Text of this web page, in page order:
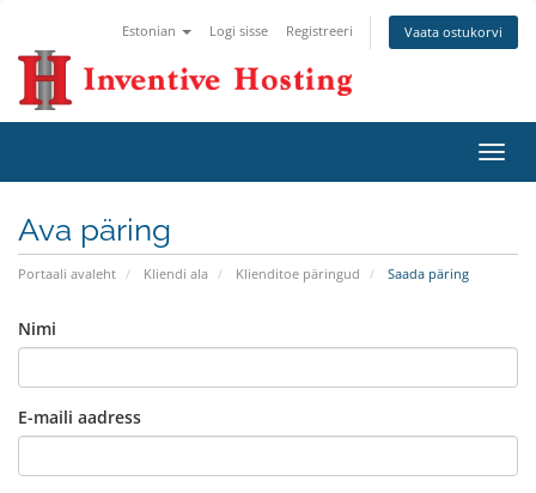
Estonian Logi sisse Registreeri Vaata ostukorvi
Ava päring
Portaali avaleht Kliendi ala Klienditoe päringud Saada päring
Nimi
E-maili aadress